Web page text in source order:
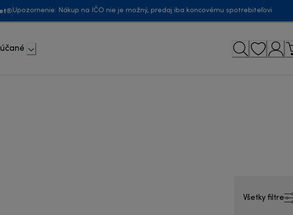
Upozornenie: Nákup na IČO nie je možný, predaj iba koncovému spotrebiteľovi
Všetky filtre